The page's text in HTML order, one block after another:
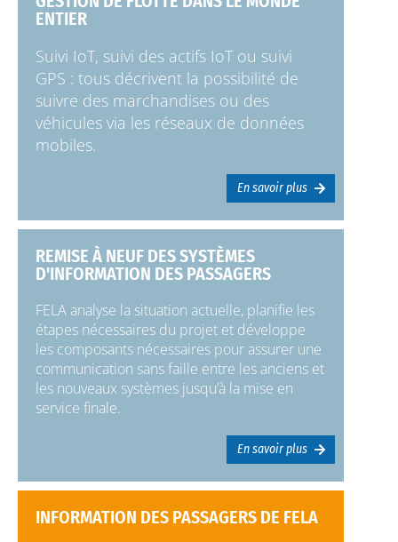
ENTIER
Suivi IoT, suivi des actifs IoT ou suivi
GPS : tous décrivent la possibilité de
suivre des marchandises ou des
véhicules via les réseaux de données
mobiles.
En savoir plus
REMISE À NEUF DES SYSTÈMES
D'INFORMATION DES PASSAGERS
FELA analyse la situation actuelle, planifie les
étapes nécessaires du projet et développe
les composants nécessaires pour assurer une
communication sans faille entre les anciens et
les nouveaux systèmes jusqu’à la mise en
service finale.
En savoir plus
INFORMATION DES PASSAGERS DE FELA